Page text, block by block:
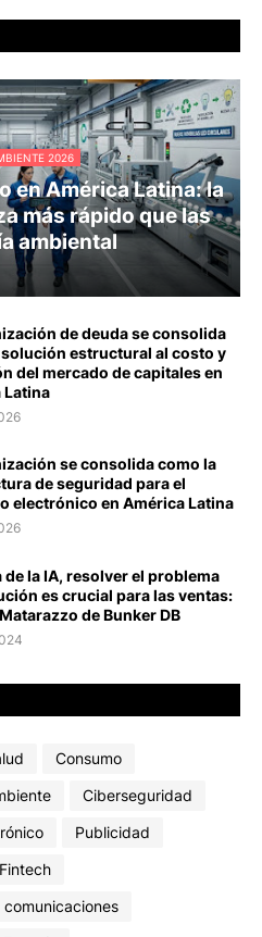
2026
en América Latina: la
más rápido que las
ambiental
de deuda se consolida
estructural al costo y
del mercado de capitales en
Latina
se consolida como la
de seguridad para el
electrónico en América Latina
de la IA, resolver el problema
es crucial para las ventas:
de Bunker DB
Consumo
Ciberseguridad
Publicidad
Fintech
comunicaciones